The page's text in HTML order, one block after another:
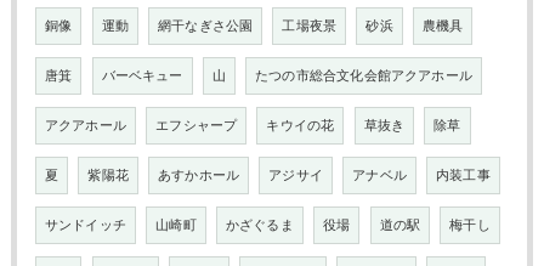
銅像 運動 網干なぎさ公園 工場夜景 砂浜 農機具
唐箕 バーベキュー 山 たつの市総合文化会館アクアホール
アクアホール エフシャープ キウイの花 草抜き 除草
夏 紫陽花 あすかホール アジサイ アナベル 内装工事
サンドイッチ 山崎町 かざぐるま 役場 道の駅 梅干し